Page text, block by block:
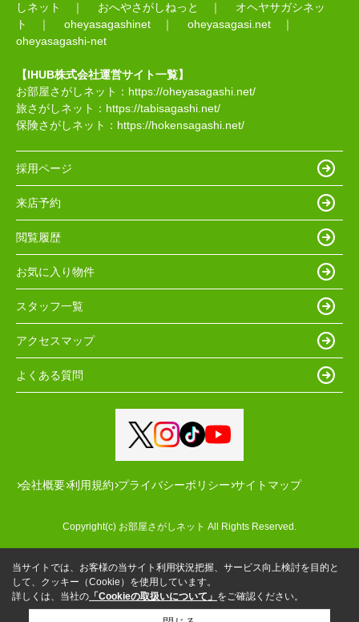
しネット
｜ おへやさがしねっと ｜ オヘヤサガシネッ
ト
｜ oheyasagashinet ｜ oheyasagasi.net ｜
oheyasagashi-net
【IHUB株式会社運営サイト一覧】
お部屋さがしネット： https://oheyasagashi.net/
旅さがしネット： https://tabisagashi.net/
保険さがしネット： https://hokensagashi.net/
採用ページ
来店予約
閲覧履歴
お気に入り物件
スタッフ一覧
アクセスマップ
よくある質問
会社概要 利用規約 プライバシーポリシー サイトマップ
Copyright(c) お部屋さがしネット All Rights Reserved.
当サイトでは、お客様の当サイト利用状況把握、サービス向上検討を目的と
して、クッキー（Cookie）を使用しています。
詳しくは、当社の 「Cookieの取扱いについて」 をご確認ください。